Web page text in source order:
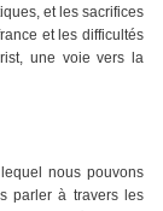
et les sacrifices
et les difficultés
une voie vers la
nous pouvons
parler à travers les